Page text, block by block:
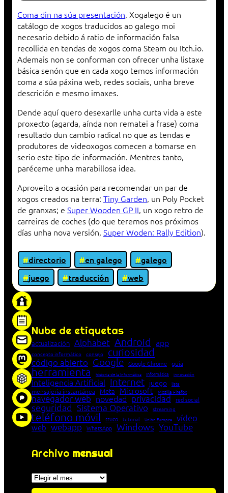
Coma din na súa presentación, Xogalego é un
catálogo de xogos traducidos ao galego moi
necesario debido á ratio de información falsa
recollida en tendas de xogos coma Steam ou Itch.io.
Ademais non se conforman con ofrecer unha listaxe
básica senón que en cada xogo temos información
coma a súa páxina web, redes sociais, unha breve
descrición e mesmo imaxes.
Dende aquí quero desexarlle unha curta vida a este
proxecto (agarda, aínda non rematei a frase) coma
resultado dun cambio radical no que as tendas e
produtores de videoxogos comecen a tomarse en
serio este tipo de información. Mentres tanto,
paréceme unha marabillosa idea.
Aproveito a ocasión para recomendar un par de
xogos creados na terra: Tiny Garden, un Poly Pocket
de granxas; e Super Wooden GP II, un xogo retro de
carreiras de coches (do que teremos nos próximos
días unha nova versión, Super Woden: Rally Edition).
directorio en galego
galego
juego
traducción
web
Nube de etiquetas
actualización Alphabet Android app
concepto informático consejo curiosidad
código abierto Google Google Chrome guía
herramienta historia de la Informática Informática innovación
Inteligencia Artificial Internet juego lista
mensajería instantánea Meta Microsoft Mozilla Firefox
navegador web novedad privacidad red social
seguridad Sistema Operativo streaming
teléfono móvil truco tutorial Unión Europea vídeo
web webapp WhatsApp Windows YouTube
Archivo mensual
Archivos